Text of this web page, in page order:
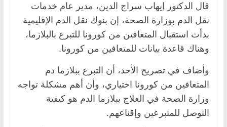
قال الدكتور إيهاب سراج الدين، مدير عام خدمات
نقل الدم بوزارة الصحة، إن بنوك نقل الدم الإقليمية
بدأت استقبال المتعافين من كورونا للتبرع بالبلازما،
وهناك قاعدة بيانات للمتعافين من كورونا.
وأضاف في تصريح الأحد، أن التبرع ببلازما دم
المتعافين من كورونا اختياري، وأن أهم مشكلة تواجه
وزارة الصحة في العلاج ببلازما الدم هو كيفية
التوصل للمتبرعين وإقناعهم.